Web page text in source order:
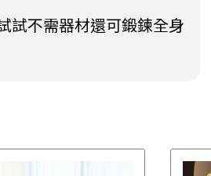
試不需器材還可鍛鍊全身